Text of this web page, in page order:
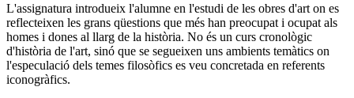
L'assignatura introdueix l'alumne en l'estudi de les obres d'art on es
reflecteixen les grans qüestions que més han preocupat i ocupat als
homes i dones al llarg de la història. No és un curs cronològic
d'història de l'art, sinó que se segueixen uns ambients temàtics on
l'especulació dels temes filosòfics es veu concretada en referents
iconogràfics.